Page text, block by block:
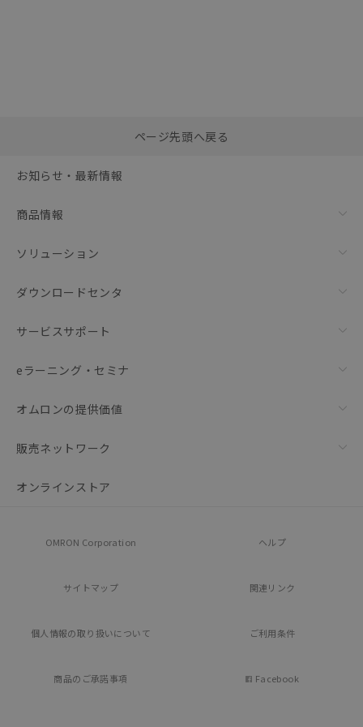
括ダウンロード
ページ先頭へ戻る
お知らせ・最新情報
商品情報
ソリューション
ダウンロードセンタ
サービスサポート
eラーニング・セミナ
オムロンの提供価値
販売ネットワーク
オンラインストア
OMRON Corporation ヘルプ
サイトマップ 関連リンク
個人情報の取り扱いについて ご利用条件
商品のご承諾事項 Facebook